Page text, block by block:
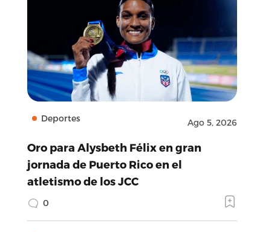
Deportes Ago 5, 2026
Oro para Alysbeth Félix en gran
jornada de Puerto Rico en el
atletismo de los JCC
0